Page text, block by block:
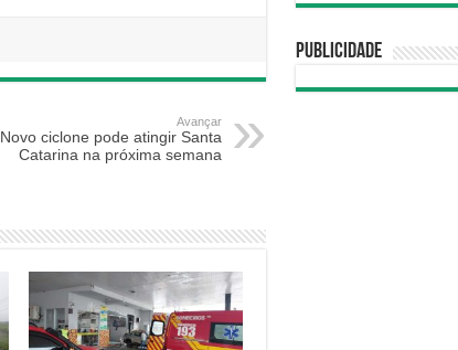
Avançar
Novo ciclone pode atingir Santa
Catarina na próxima semana
Publicidade